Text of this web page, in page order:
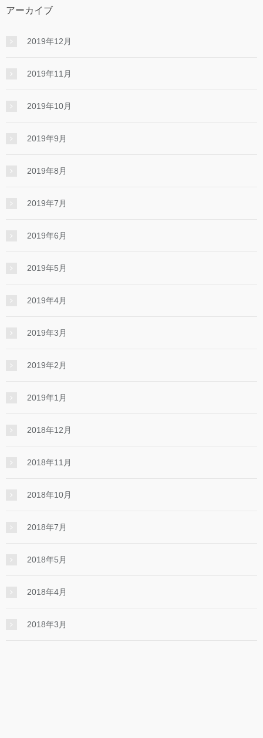
アーカイブ
2019年12月
2019年11月
2019年10月
2019年9月
2019年8月
2019年7月
2019年6月
2019年5月
2019年4月
2019年3月
2019年2月
2019年1月
2018年12月
2018年11月
2018年10月
2018年7月
2018年5月
2018年4月
2018年3月